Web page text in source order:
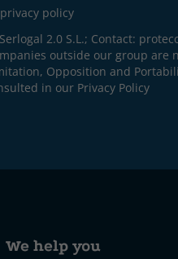
policy
2.0 S.L.; Contact:
outside our group are
Opposition and
in our Privacy Policy
We help you